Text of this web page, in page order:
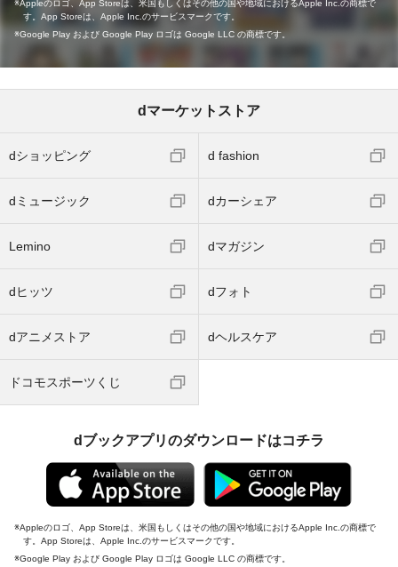
Appleのロゴ、App Storeは、米国もしくはその他の国や地域におけるApple Inc.の商標で
す。App Storeは、Apple Inc.のサービスマークです。
Google Play および Google Play ロゴは Google LLC の商標です。
dマーケットストア
dショッピング d fashion
dミュージック dカーシェア
Lemino dマガジン
dヒッツ dフォト
dアニメストア dヘルスケア
ドコモスポーツくじ
dブックアプリのダウンロードはコチラ
Appleのロゴ、App Storeは、米国もしくはその他の国や地域におけるApple Inc.の商標で
す。App Storeは、Apple Inc.のサービスマークです。
Google Play および Google Play ロゴは Google LLC の商標です。